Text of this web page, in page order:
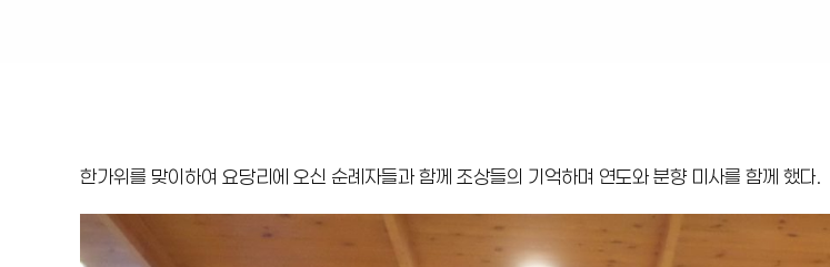
한가위를 맞이하여 요당리에 오신 순례자들과 함께 조상들의 기억하며 연도와 분향 미사를 함께 했다.